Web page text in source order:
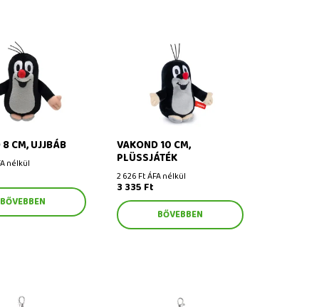
ujjbáb
CM, UJJBÁB
nélkül
BŐVEBBEN
Vakond 10 cm, plüssjáték
VAKOND 10 CM,
PLÜSSJÁTÉK
2 626 Ft ÁFA nélkül
3 335 Ft
BŐVEBBEN